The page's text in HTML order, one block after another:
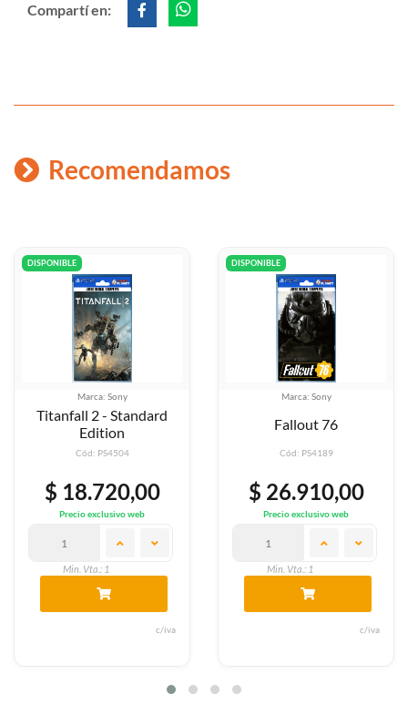
Compartí en:
Recomendamos
Fallout 76
$ 26.910,00
Precio exclusivo web
$
Precio exclusivo